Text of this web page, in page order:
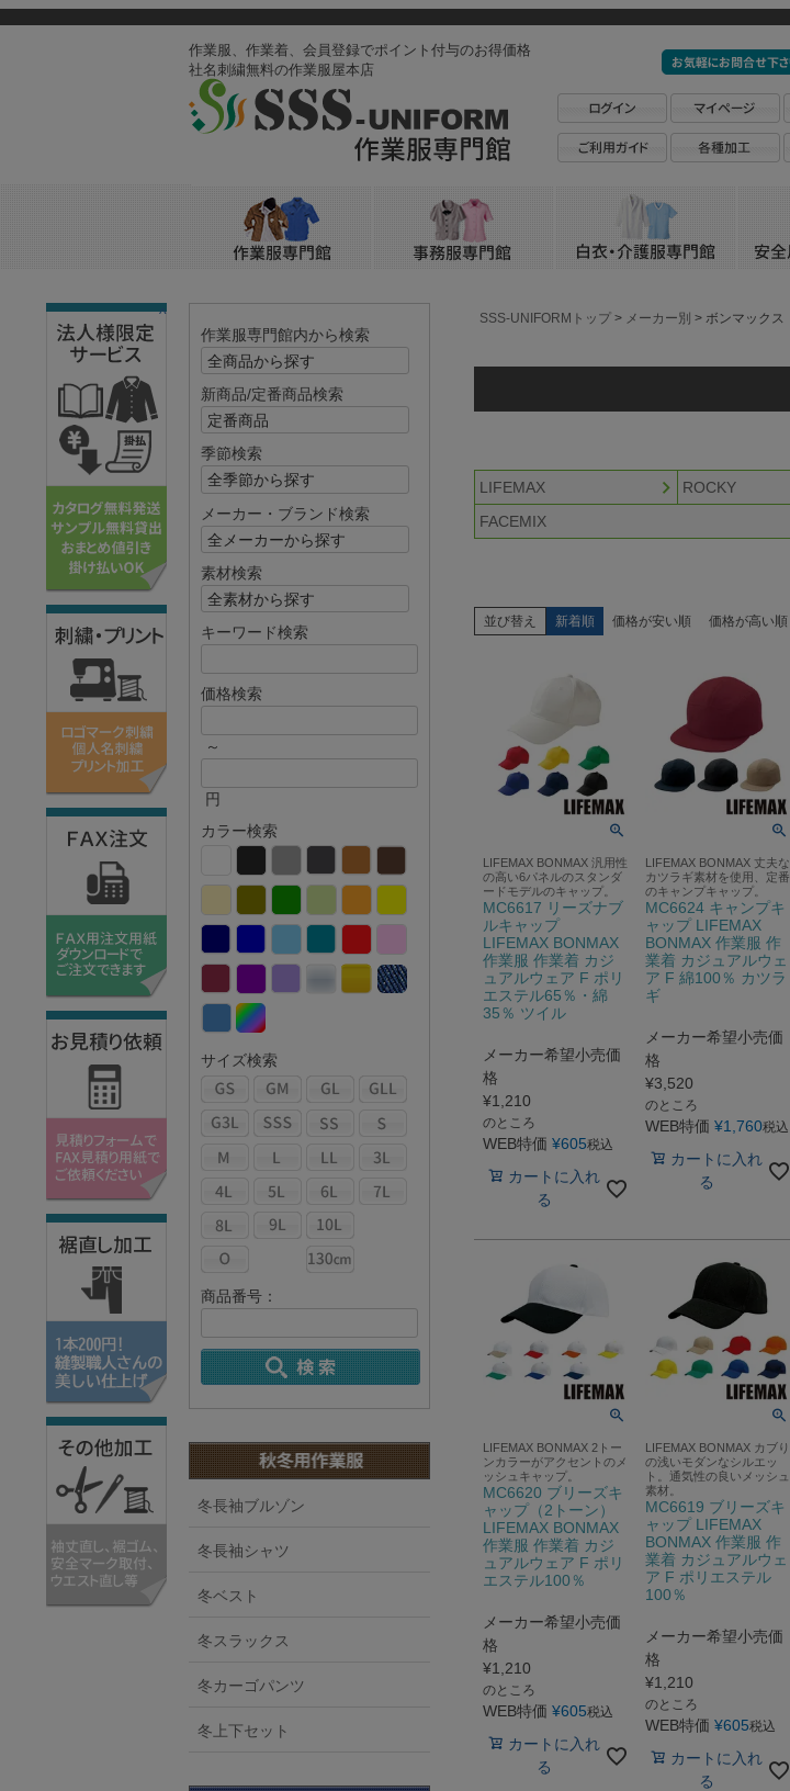
作業服、作業着、会員登録でポイント付与のお得価格
社名刺繍無料の作業服屋本店
^
作業服専門館内から検索
新商品/定番商品検索
季節検索
メーカー・ブランド検索
素材検索
キーワード検索
価格検索
～
円
カラー検索
サイズ検索
商品番号：
冬長袖ブルゾン
冬長袖シャツ
冬ベスト
冬スラックス
冬カーゴパンツ
冬上下セット
SSS-UNIFORMトップ メーカー別 ボンマックス
LIFEMAX ROCKY
FACEMIX
並び替え 新着順 価格が安い順 価格が高い順
LIFEMAX BONMAX 汎用性
の高い6パネルのスタンダ
ードモデルのキャップ。
MC6617 リーズナブ
ルキャップ
LIFEMAX BONMAX
作業服 作業着 カジ
ュアルウェア F ポリ
エステル65％・綿
35％ ツイル
メーカー希望小売価
格
¥1,210
のところ
WEB特価 ¥605税込
カートに入れ
る
LIFEMAX BONMAX 丈夫な
カツラギ素材を使用、定番
のキャンプキャップ。
MC6624 キャンプキ
ャップ LIFEMAX
BONMAX 作業服 作
業着 カジュアルウェ
ア F 綿100％ カツラ
ギ
メーカー希望小売価
格
¥3,520
のところ
WEB特価 ¥1,760税込
カートに入れ
る
LIFEMAX BONMAX 2トー
ンカラーがアクセントのメ
ッシュキャップ。
MC6620 ブリーズキ
ャップ（2トーン）
LIFEMAX BONMAX
作業服 作業着 カジ
ュアルウェア F ポリ
エステル100％
メーカー希望小売価
格
¥1,210
のところ
WEB特価 ¥605税込
カートに入れ
る
LIFEMAX BONMAX カブり
の浅いモダンなシルエッ
ト。通気性の良いメッシュ
素材。
MC6619 ブリーズキ
ャップ LIFEMAX
BONMAX 作業服 作
業着 カジュアルウェ
ア F ポリエステル
100％
メーカー希望小売価
格
¥1,210
のところ
WEB特価 ¥605税込
カートに入れ
る